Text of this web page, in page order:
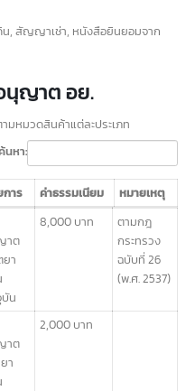
บียนบริษัท
งงาน (เช่น ร.ง. 2, ร.ง. 4) ตามพระราช
ารกำหนดระยะกว้าง ยาว
แผนที่โรงงาน
ดเครื่
องจักร: รวมถึงจำนวนแรงม้า
ะกอบ, สัดส่วน, กรรมวิธีการทำ
อียดสินค้าและเลขรับจด อย. ในต่าง
ที่ดิน, สัญญาเช่า, หนังสือยินยอมจาก
นุญาต อย.
ามหมวดสินค้าแต่ละประเภท